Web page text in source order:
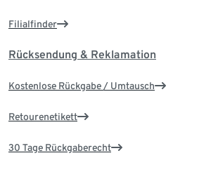
Filialfinder
Rücksendung & Reklamation
Kostenlose Rückgabe / Umtausch
Retourenetikett
30 Tage Rückgaberecht